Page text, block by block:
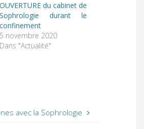
OUVERTURE du cabinet de
Sophrologie durant le
confinement
5 novembre 2020
Dans "Actualité"
avec la Sophrologie